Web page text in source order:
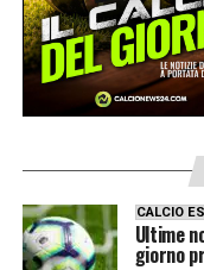
CALCIO
Ultime
giorno